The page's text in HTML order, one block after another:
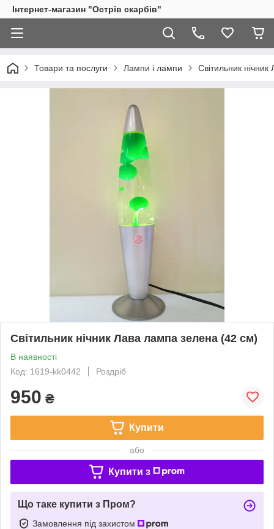
Інтернет-магазин "Острів скарбів"
Товари та послуги Лампи і лампи Світильник
Світильник нічник Лава лампа зелена (42 см)
В наявності
Код: 1619-kk0442
Роздріб
950 ₴
Купити
або
Купити з
Що таке купити з Пром?
Замовлення під захистом